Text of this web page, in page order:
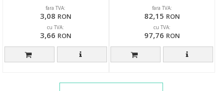
fara TVA:
3,08 RON
cu TVA:
3,66 RON
fara TVA:
82,15 RON
cu TVA:
97,76 RON